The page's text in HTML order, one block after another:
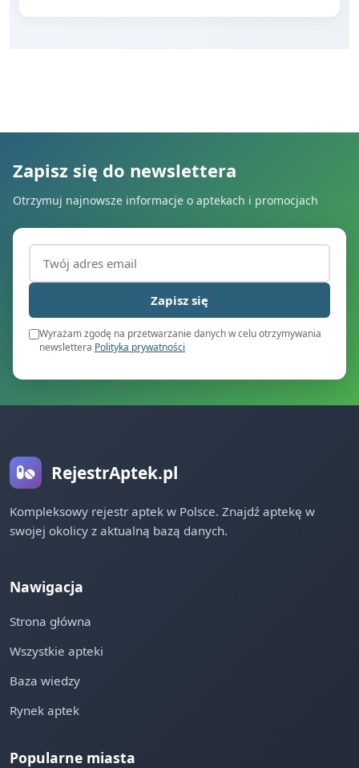
Zapisz się do newslettera
Otrzymuj najnowsze informacje o aptekach i promocjach
Adres email (wymagany)
Zapisz się
Wyrażam zgodę na przetwarzanie danych w celu otrzymywania
newslettera Polityka prywatności
RejestrAptek.pl
Kompleksowy rejestr aptek w Polsce. Znajdź aptekę w
swojej okolicy z aktualną bazą danych.
Nawigacja
Strona główna
Wszystkie apteki
Baza wiedzy
Rynek aptek
Popularne miasta